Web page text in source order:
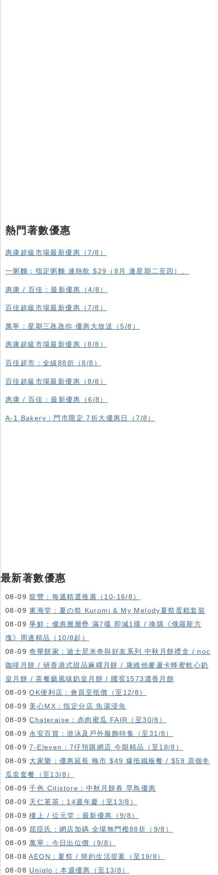
熱門著數優惠
惠康超級市場最新優惠（7/8）
一粥麵：指定粥麵 連熱飲 $29（8月 逢星期二至四）、
惠康 / 百佳：最新優惠（4/8）
百佳超級市場最新優惠（7/8）
萬寧：星期三氹氹你 優惠大放送（5/8）
惠康超級市場最新優惠（8/8）
百佳超市：全線88折（8/8）
百佳超級市場最新優惠（8/8）
惠康 / 百佳：最新優惠（6/8）
A-1 Bakery：門市限定 7折大優惠日（7/8）
最新著數優惠
08-09龍豐：每週精選推廣（10-16/8）
08-09東海堂：夏の祭 Kuromi & My Melody夏祭蛋糕套裝
08-09爭鮮：優惠層層疊 滿7碟 即減1碟 / 換購《俄羅斯方
塊》周邊精品（10/8起）
08-09奇華餅家：迪士尼米奇與好友系列 中秋月餅禮盒 / noc
咖啡月餅 / 研香港式甜品麻糬月餅 / 康維他麥蘆卡蜂蜜軟心奶
皇月餅 / 茶餐廳風味奶皇月餅 / 國窖1573濃香月餅
08-09OK便利店：會員至抵價（至12/8）
08-09 美心MX：指定分店 魚湯浸魚
08-09Chateraise：赤肉蜜瓜 FAIR（至30/8）
08-09 永安百貨：游泳及戶外服飾特集（至31/8）
08-097-Eleven：7仔預購網店 今期精品（至18/8）
08-09 大家樂：優惠延長 晚市 $49 爆抵鐵板餐 / $59 原個冬
瓜盅套餐（至13/8）
08-09千色 Citistore：中秋月餅券 早鳥優惠
08-09 天仁茗茶：14週年慶（至13/8）
08-09樓上 / 位元堂：最新優惠（9/8）
08-09 屈臣氏：網店加碼 全場無門檻88折（9/8）
08-09萬寧：今日出位價（9/8）
08-08AEON：夏祭 / 簡約生活提案（至19/8）
08-08 Uniqlo：本週優惠（至13/8）